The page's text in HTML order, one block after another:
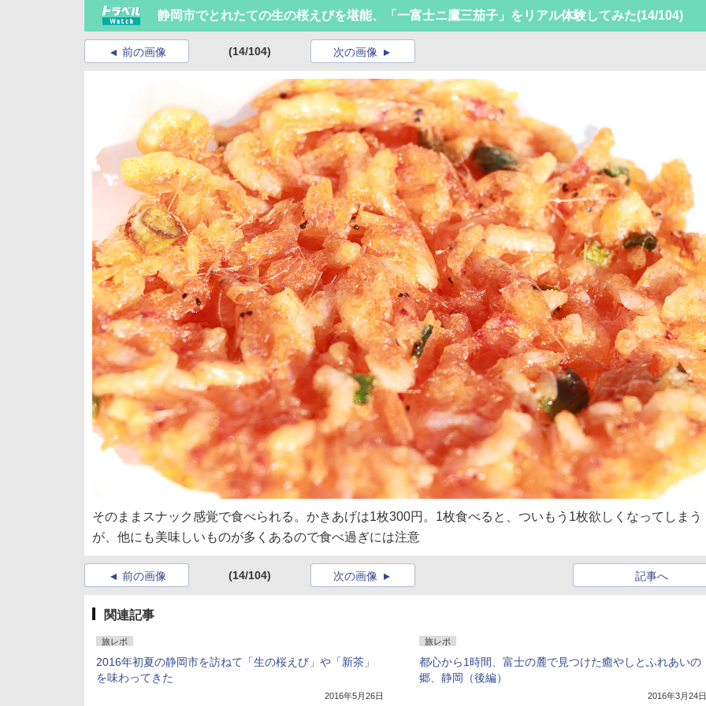
静岡市でとれたての生の桜えびを堪能、「一富士ニ鷹三茄子」をリアル体験してみた(14/104)
前の画像 (14/104) 次の画像
そのままスナック感覚で食べられる。かきあげは1枚300円。1枚食べると、ついもう1枚欲しくなってしまう
が、他にも美味しいものが多くあるので食べ過ぎには注意
前の画像 (14/104) 記事へ
次の画像
関連記事
旅レポ
2016年初夏の静岡市を訪ねて「生の桜えび」や「新茶」
を味わってきた
2016年5月26日
旅レポ
都心から1時間、富士の麓で見つけた癒やしとふれあいの
郷、静岡（後編）
2016年3月24日